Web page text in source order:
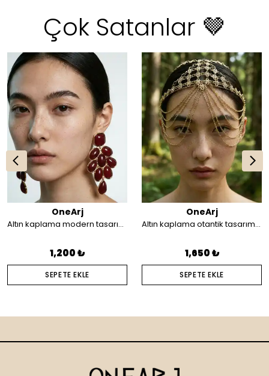
Çok Satanlar 🤎
OneArj
Altın kaplama modern tasarım küpe
1,200 ₺
SEPETE EKLE
OneArj
Altın kaplama otantik tasarım saç aksesuarı
1,650 ₺
SEPETE EKLE